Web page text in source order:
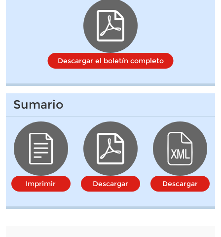
Descargar el boletín completo
Sumario
Imprimir Descargar Descargar